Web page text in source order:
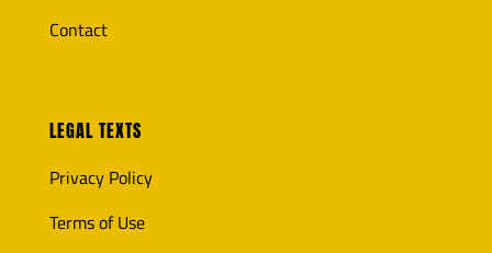
Contact
LEGAL TEXTS
Privacy Policy
Terms of Use